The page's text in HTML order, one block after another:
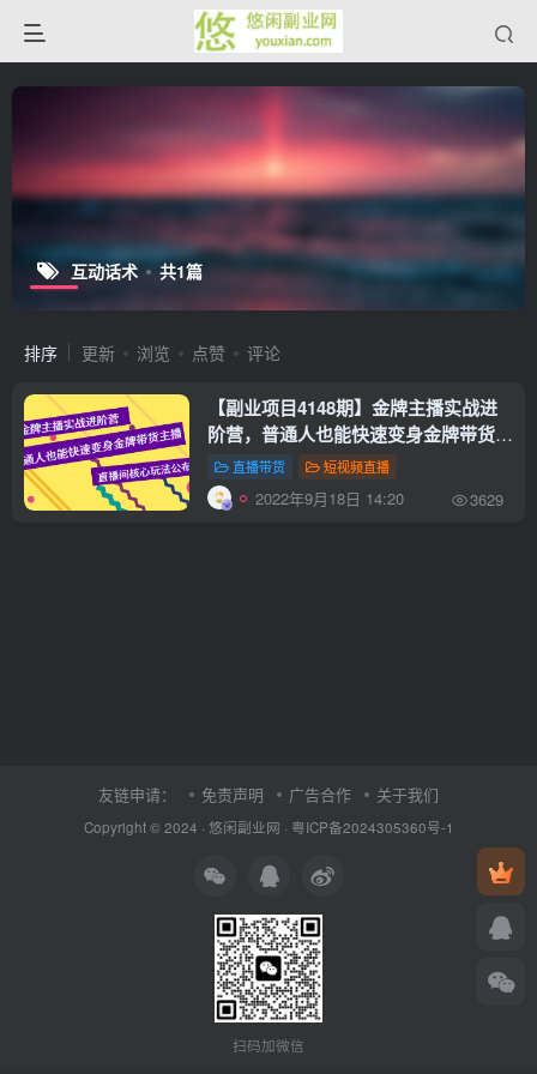
互动话术 共1篇
排序 更新 浏览 点赞 评论
【副业项目4148期】金牌主播实战进
阶营，普通人也能快速变身金牌带货主
播，直播间核心玩法公布
直播带货 短视频直播
2022年9月18日 14:20 3629
友链申请： 免责声明 广告合作 关于我们
Copyright © 2024 · 悠闲副业网 · 粤ICP备2024305360号-1
扫码加微信